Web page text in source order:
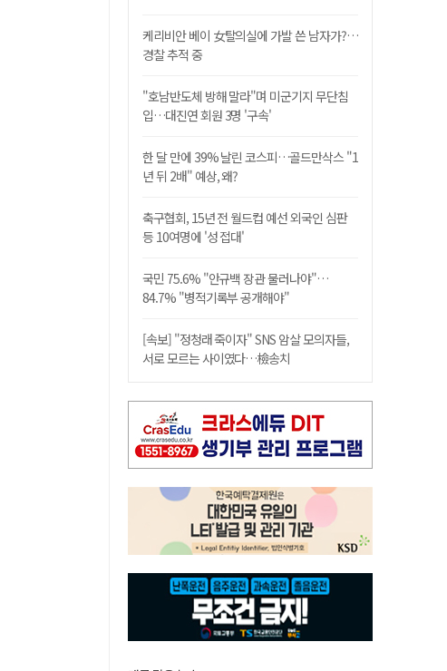
케리비안 베이 女탈의실에 가발 쓴 남자가?…
경찰 추적 중
"호남반도체 방해 말라"며 미군기지 무단침
입…대진연 회원 3명 '구속'
한 달 만에 39% 날린 코스피…골드만삭스 "1
년 뒤 2배" 예상, 왜?
축구협회, 15년 전 월드컵 예선 외국인 심판
등 10여명에 '성 접대'
국민 75.6% "안규백 장관 물러나야"…
84.7% "병적기록부 공개해야"
[속보] "정청래 죽이자" SNS 암살 모의자들,
서로 모르는 사이였다…檢송치